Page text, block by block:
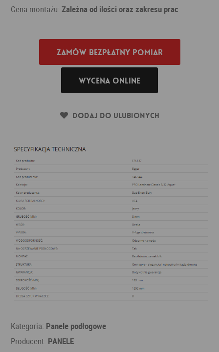
Cena montażu:Zależna od ilości oraz zakresu prac
Zamów bezpłatny pomiar
Wycena online
Dodaj do ulubionych
Kategoria: Panele podłogowe
Producent: PANELE